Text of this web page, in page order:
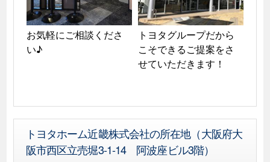
お気軽にご相談くださ
い♪
トヨタグループだから
こそできるご提案をさ
せていただきます！
トヨタホーム近畿株式会社の所在地（大阪府大
阪市西区立売堀3-1-14 阿波座ビル3階）